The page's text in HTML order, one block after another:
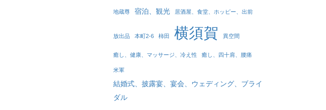
地蔵尊 宿泊、観光 居酒屋、食堂、ホッピー、出前
放出品 本町2-6 柿田 横須賀 異空間
癒し、健康、マッサージ、冷え性 癒し、四十肩、腰痛
米軍
結婚式、披露宴、宴会、ウェディング、ブライ
ダル